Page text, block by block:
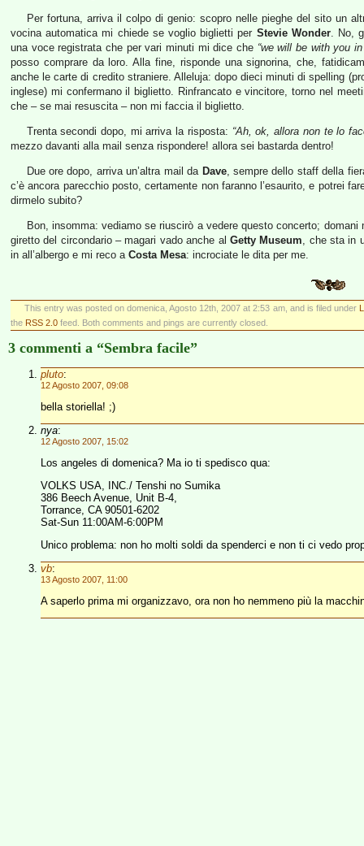
Per fortuna, arriva il colpo di genio: scopro nelle pieghe del sito un
vocina automatica mi chiede se voglio biglietti per Stevie Wonder. No,
una voce registrata che per vari minuti mi dice che “we will be with you
posso comprare da loro. Alla fine, risponde una signorina, che,
anche le carte di credito straniere. Alleluja: dopo dieci minuti di spelling
inglese) mi confermano il biglietto. Rinfrancato e vincitore, torno nel
che – se mai resuscita – non mi faccia il biglietto.
Trenta secondi dopo, mi arriva la risposta: “Ah, ok, allora non te lo
mezzo davanti alla mail senza rispondere! allora sei bastarda dentro!
Due ore dopo, arriva un’altra mail da Dave, sempre dello staff della
c’è ancora parecchio posto, certamente non faranno l’esaurito, e potrei
dirmelo subito?
Bon, insomma: vediamo se riuscirò a vedere questo concerto; domani
giretto del circondario – magari vado anche al Getty Museum, che sta in
in all’albergo e mi reco a Costa Mesa: incrociate le dita per me.
This entry was posted on domenica, Agosto 12th, 2007 at 2:53 am, and is filed under
the RSS 2.0 feed. Both comments and pings are currently closed.
3 commenti a “Sembra facile”
pluto:
12 Agosto 2007, 09:08
bella storiella! ;)
nya:
12 Agosto 2007, 15:02
Los angeles di domenica? Ma io ti spedisco qua:
VOLKS USA, INC./ Tenshi no Sumika
386 Beech Avenue, Unit B-4,
Torrance, CA 90501-6202
Sat-Sun 11:00AM-6:00PM
Unico problema: non ho molti soldi da spenderci e non ti ci vedo
vb:
13 Agosto 2007, 11:00
A saperlo prima mi organizzavo, ora non ho nemmeno più la